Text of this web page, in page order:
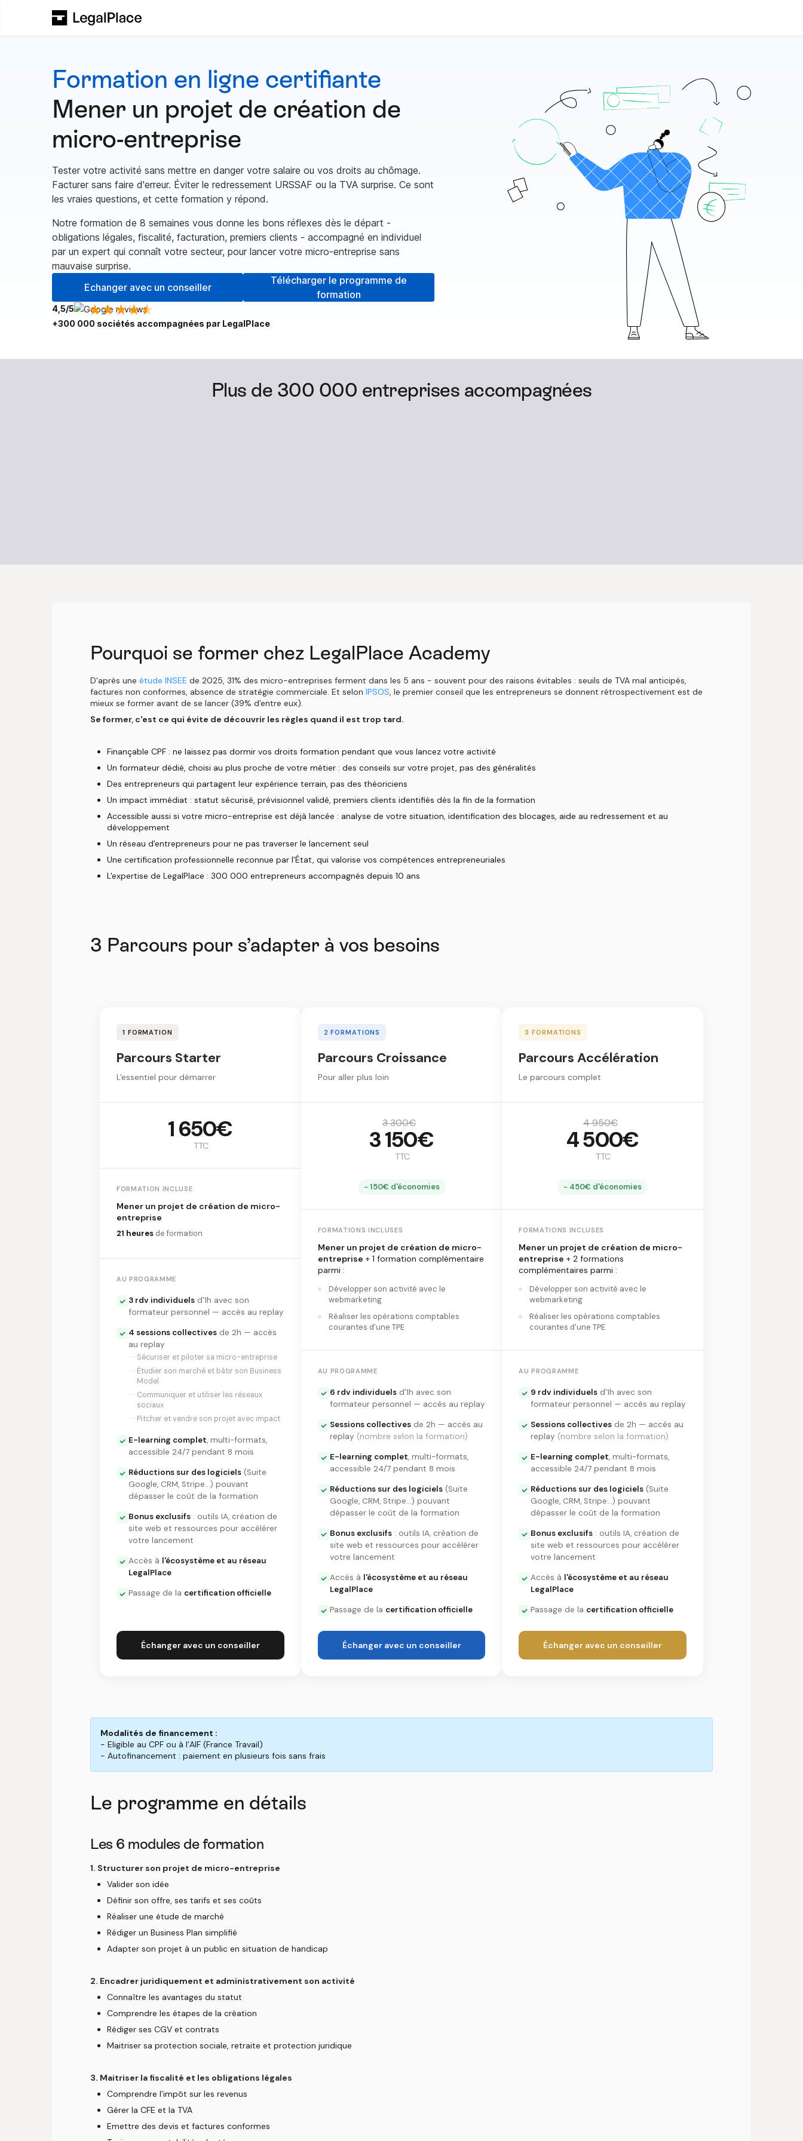
Formation en ligne certifiante
Mener un projet de création de
micro-entreprise
Tester votre activité sans mettre en danger votre salaire ou vos droits au chômage.
Facturer sans faire d'erreur. Éviter le redressement URSSAF ou la TVA surprise. Ce sont
les vraies questions, et cette formation y répond.
Notre formation de 8 semaines vous donne les bons réflexes dès le départ -
obligations légales, fiscalité, facturation, premiers clients - accompagné en individuel
par un expert qui connaît votre secteur, pour lancer votre micro-entreprise sans
mauvaise surprise.
Echanger avec un conseiller
Télécharger le programme de
formation
4,5/5
+300 000 sociétés accompagnées par LegalPlace
Plus de 300 000 entreprises accompagnées
Pourquoi se former chez LegalPlace Academy
D'après une étude INSEE de 2025, 31% des micro-entreprises ferment dans les 5 ans - souvent pour des raisons évitables : seuils de TVA mal anticipés,
factures non conformes, absence de stratégie commerciale. Et selon IPSOS, le premier conseil que les entrepreneurs se donnent rétrospectivement est de
mieux se former avant de se lancer (39% d'entre eux).
Se former, c'est ce qui évite de découvrir les règles quand il est trop tard.
Finançable CPF : ne laissez pas dormir vos droits formation pendant que vous lancez votre activité
Un formateur dédié, choisi au plus proche de votre métier : des conseils sur votre projet, pas des généralités
Des entrepreneurs qui partagent leur expérience terrain, pas des théoriciens
Un impact immédiat : statut sécurisé, prévisionnel validé, premiers clients identifiés dès la fin de la formation
Accessible aussi si votre micro-entreprise est déjà lancée : analyse de votre situation, identification des blocages, aide au redressement et au
développement
Un réseau d'entrepreneurs pour ne pas traverser le lancement seul
Une certification professionnelle reconnue par l'État, qui valorise vos compétences entrepreneuriales
L'expertise de LegalPlace : 300 000 entrepreneurs accompagnés depuis 10 ans
3 Parcours pour s’adapter à vos besoins
1 FORMATION
Parcours Starter
L'essentiel pour démarrer
1 650€
TTC
FORMATION INCLUSE
Mener un projet de création de micro-
entreprise
21 heures de formation
AU PROGRAMME
3 rdv individuels d'1h avec son
formateur personnel — accès au replay
4 sessions collectives de 2h — accès
au replay
Sécuriser et piloter sa micro-entreprise
Étudier son marché et bâtir son Business
Model
Communiquer et utiliser les réseaux
sociaux
Pitcher et vendre son projet avec impact
E-learning complet, multi-formats,
accessible 24/7 pendant 8 mois
Réductions sur des logiciels (Suite
Google, CRM, Stripe…) pouvant
dépasser le coût de la formation
Bonus exclusifs : outils IA, création de
site web et ressources pour accélérer
votre lancement
Accès à l'écosystème et au réseau
LegalPlace
Passage de la certification officielle
Échanger avec un conseiller
2 FORMATIONS
Parcours Croissance
Pour aller plus loin
3 300€
3 150€
TTC
− 150€ d'économies
FORMATIONS INCLUSES
Mener un projet de création de micro-
entreprise + 1 formation complémentaire
parmi :
Développer son activité avec le
webmarketing
Réaliser les opérations comptables
courantes d'une TPE
AU PROGRAMME
6 rdv individuelsd'1h avec son
formateur personnel — accès au replay
Sessions collectivesde 2h — accès au
replay (nombre selon la formation)
E-learning complet, multi-formats,
accessible 24/7 pendant 8 mois
Réductions sur des logiciels(Suite
Google, CRM, Stripe…) pouvant
dépasser le coût de la formation
Bonus exclusifs: outils IA, création de
site web et ressources pour accélérer
votre lancement
Accès à l'écosystème et au réseau
LegalPlace
Passage de la certification officielle
Échanger avec un conseiller
3 FORMATIONS
Parcours Accélération
Le parcours complet
4 950€
4 500€
TTC
− 450€ d'économies
FORMATIONS INCLUSES
Mener un projet de création de micro-
entreprise + 2 formations
complémentaires parmi :
Développer son activité avec le
webmarketing
Réaliser les opérations comptables
courantes d'une TPE
AU PROGRAMME
9 rdv individuels d'1h avec son
formateur personnel — accès au replay
Sessions collectives de 2h — accès au
replay (nombre selon la formation)
E-learning complet, multi-formats,
accessible 24/7 pendant 8 mois
Réductions sur des logiciels (Suite
Google, CRM, Stripe…) pouvant
dépasser le coût de la formation
Bonus exclusifs : outils IA, création de
site web et ressources pour accélérer
votre lancement
Accès à l'écosystème et au réseau
LegalPlace
Passage de la certification officielle
Échanger avec un conseiller
Modalités de financement :
- Eligible au CPF ou à l’AIF (France Travail)
- Autofinancement : paiement en plusieurs fois sans frais
Le programme en détails
Les 6 modules de formation
1. Structurer son projet de micro-entreprise
Valider son idée
Définir son offre, ses tarifs et ses coûts
Réaliser une étude de marché
Rédiger un Business Plan simplifié
Adapter son projet à un public en situation de handicap
2. Encadrer juridiquement et administrativement son activité
Connaître les avantages du statut
Comprendre les étapes de la création
Rédiger ses CGV et contrats
Maitriser sa protection sociale, retraite et protection juridique
3. Maitriser la fiscalité et les obligations légales
Comprendre l’impôt sur les revenus
Gérer la CFE et la TVA
Emettre des devis et factures conformes